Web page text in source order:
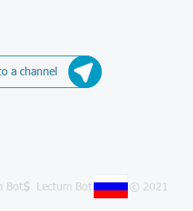
a channel
Bot Lectum Bot © 2021